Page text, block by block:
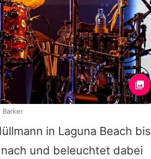
in Laguna Beach bis
nach und beleuchtet dabei
Barker